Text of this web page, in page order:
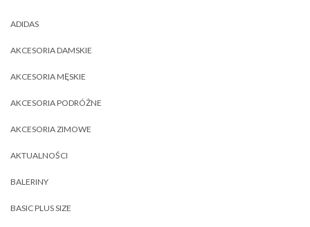
ADIDAS
AKCESORIA DAMSKIE
AKCESORIA MĘSKIE
AKCESORIA PODRÓŻNE
AKCESORIA ZIMOWE
AKTUALNOŚCI
BALERINY
BASIC PLUS SIZE